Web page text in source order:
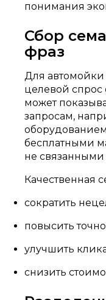
понимания
Сбор
фраз
Для автомойки
целевой спрос
может
запросам,
бесплатными
не связанными
Качественная
сократить
повысить
улучшить
снизить